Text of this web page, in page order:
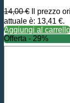
14,00€ Il prezzo
attuale è: 13,41 €.
Aggiungi al carrello
Offerta - 29%